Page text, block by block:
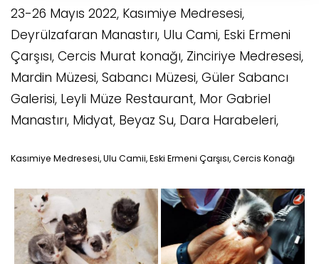
23-26 Mayıs 2022, Kasımiye Medresesi,
Deyrülzafaran Manastırı, Ulu Cami, Eski Ermeni
Çarşısı, Cercis Murat konağı, Zinciriye Medresesi,
Mardin Müzesi, Sabancı Müzesi, Güler Sabancı
Galerisi, Leyli Müze Restaurant, Mor Gabriel
Manastırı, Midyat, Beyaz Su, Dara Harabeleri,
Kasımiye Medresesi, Ulu Camii, Eski Ermeni Çarşısı, Cercis Konağı